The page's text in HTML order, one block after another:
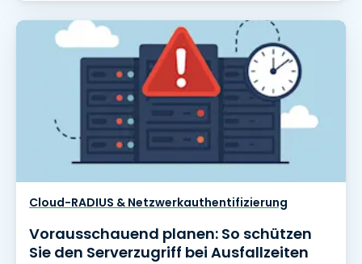
Cloud-RADIUS & Netzwerkauthentifizierung
Vorausschauend planen: So schützen
Sie den Serverzugriff bei Ausfallzeiten